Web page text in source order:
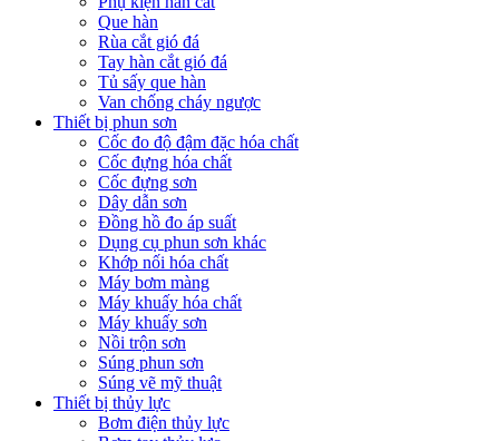
Que hàn
Rùa cắt gió đá
Tay hàn cắt gió đá
Tủ sấy que hàn
Van chống cháy ngược
Thiết bị phun sơn
Cốc đo độ đậm đặc hóa chất
Cốc đựng hóa chất
Cốc đựng sơn
Dây dẫn sơn
Đồng hồ đo áp suất
Dụng cụ phun sơn khác
Khớp nối hóa chất
Máy bơm màng
Máy khuấy hóa chất
Máy khuấy sơn
Nồi trộn sơn
Súng phun sơn
Súng vẽ mỹ thuật
Thiết bị thủy lực
Bơm điện thủy lực